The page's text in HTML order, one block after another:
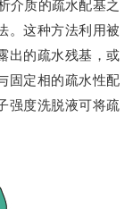
介质的疏水配基之
。这种方法利用被
出的疏水残基，或
固定相的疏水性配
强度洗脱液可将疏